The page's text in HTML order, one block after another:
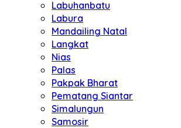
Labuhanbatu
Labura
Mandailing Natal
Langkat
Nias
Palas
Pakpak Bharat
Pematang Siantar
Simalungun
Samosir